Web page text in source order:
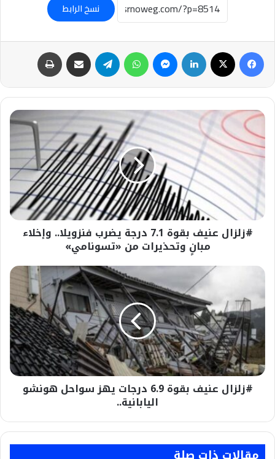
نسخ الرابط
فيسبوك لينكدإن ماسنجر واتساب تيلقرام مشاركة عبر البريد
#زلزال
عنيف
بقوة
7.1
درجة
يضرب
فنزويلا..
وإخلاء
مبانٍ
وتحذيرات
#زلزال عنيف بقوة 7.1 درجة يضرب فنزويلا.. وإخلاء
مبانٍ وتحذيرات من «تسونامي»
#زلزال
بقوة
6.9
درجات
يهز
سواحل
هونشو
اليابانية..
#زلزال عنيف بقوة 6.9 درجات يهز سواحل هونشو
اليابانية..